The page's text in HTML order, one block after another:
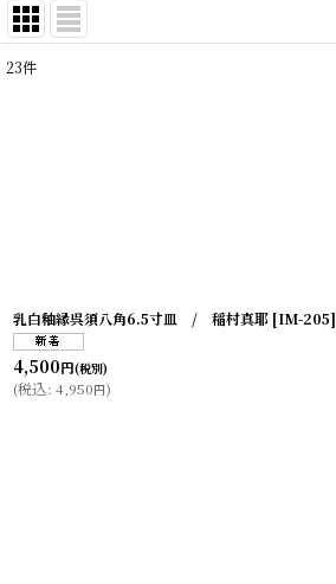
23件
乳白釉縁呉須八角6.5寸皿 / 稲村真耶 [IM-205]
4,500円(税別)
(税込: 4,950円)